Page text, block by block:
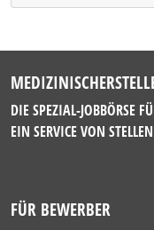
DIE SPEZIAL-JOBBÖRSE
EIN SERVICE VON
FÜR BEWERBER